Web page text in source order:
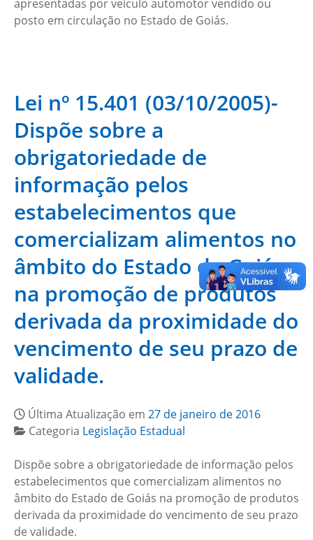
apresentadas por veículo automotor vendido ou
posto em circulação no Estado de Goiás.
Lei nº 15.401 (03/10/2005)-
Dispõe sobre a
obrigatoriedade de
informação pelos
estabelecimentos que
comercializam alimentos no
âmbito do Estado de Goiás
na promoção de produtos
derivada da proximidade do
vencimento de seu prazo de
validade.
Última Atualização em 27 de janeiro de 2016
Categoria Legislação Estadual
Dispõe sobre a obrigatoriedade de informação pelos
estabelecimentos que comercializam alimentos no
âmbito do Estado de Goiás na promoção de produtos
derivada da proximidade do vencimento de seu prazo
de validade.